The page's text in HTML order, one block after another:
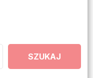
SZUKAJ